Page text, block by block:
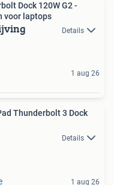
Dock 120W G2 -
voor laptops
Details
1 aug 26
Thunderbolt 3 Dock
Details
1 aug 26